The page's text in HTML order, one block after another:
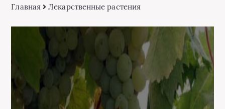
Главная Лекарственные растения